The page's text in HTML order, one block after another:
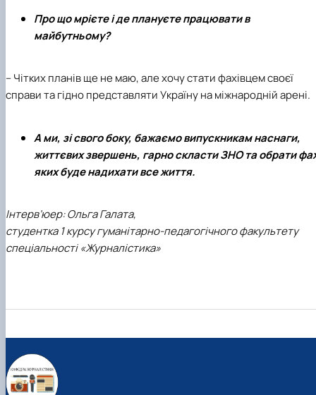
Про що мрієте і де плануєте працювати в
майбутньому?
– Чітких планів ще не маю, але хочу стати фахівцем своєї
справи та гідно представляти Україну на міжнародній арені.
А ми, зі свого боку, бажаємо випускникам наснаги,
життєвих звершень, гарно скласти ЗНО та обрати
яких буде надихати все життя.
Інтерв’юер: Ольга Галата,
студентка 1 курсу гуманітарно-педагогічного факультету
спеціальності «Журналістика»